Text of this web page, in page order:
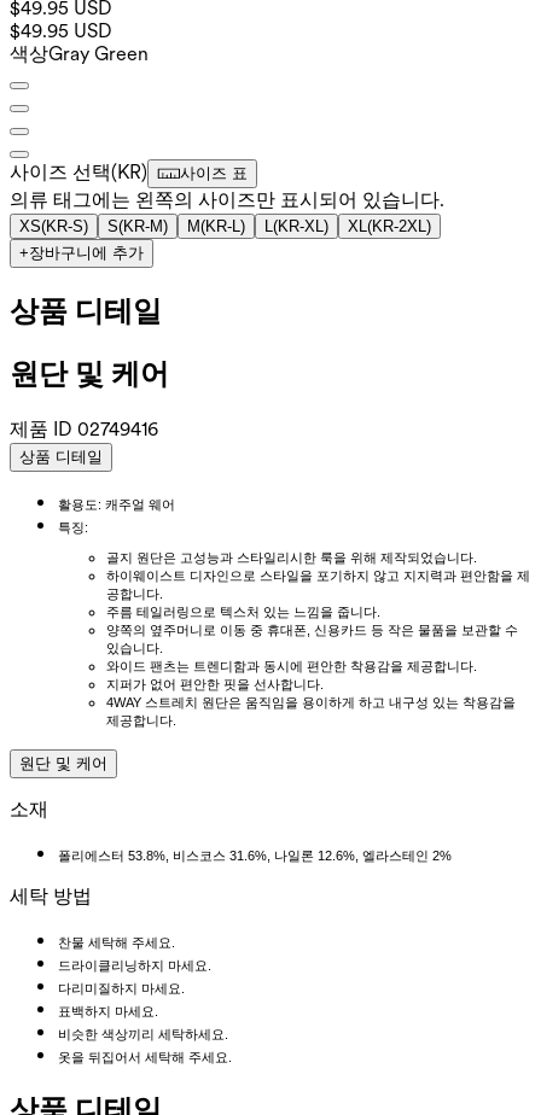
$49.95 USD
$49.95 USD
색상Gray Green
사이즈 선택(KR) 사이즈 표
의류 태그에는 왼쪽의 사이즈만 표시되어 있습니다.
XS(KR-S) S(KR-M) M(KR-L) L(KR-XL) XL(KR-2XL)
+장바구니에 추가
상품 디테일
원단 및 케어
제품 ID 02749416
상품 디테일
활용도: 캐주얼 웨어
특징:
골지 원단은 고성능과 스타일리시한 룩을 위해 제작되었습니다.
하이웨이스트 디자인으로 스타일을 포기하지 않고 지지력과 편안함을 제
공합니다.
주름 테일러링으로 텍스처 있는 느낌을 줍니다.
양쪽의 옆주머니로 이동 중 휴대폰, 신용카드 등 작은 물품을 보관할 수
있습니다.
와이드 팬츠는 트렌디함과 동시에 편안한 착용감을 제공합니다.
지퍼가 없어 편안한 핏을 선사합니다.
4WAY 스트레치 원단은 움직임을 용이하게 하고 내구성 있는 착용감을
제공합니다.
원단 및 케어
소재
폴리에스터 53.8%, 비스코스 31.6%, 나일론 12.6%, 엘라스테인 2%
세탁 방법
찬물 세탁해 주세요.
드라이클리닝하지 마세요.
다리미질하지 마세요.
표백하지 마세요.
비슷한 색상끼리 세탁하세요.
옷을 뒤집어서 세탁해 주세요.